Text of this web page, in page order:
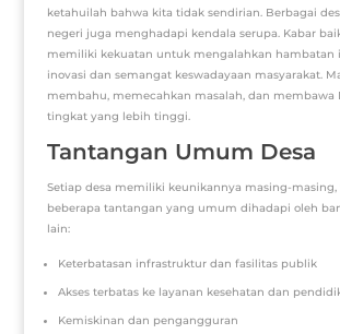
ketahuilah bahwa kita tidak sendirian. Berbagai
negeri juga menghadapi kendala serupa. Kabar
memiliki kekuatan untuk mengalahkan hambatan
inovasi dan semangat keswadayaan masyarakat.
membahu, memecahkan masalah, dan membawa
tingkat yang lebih tinggi.
Tantangan Umum Desa
Setiap desa memiliki keunikannya masing-masing,
beberapa tantangan yang umum dihadapi oleh
lain:
Keterbatasan infrastruktur dan fasilitas publik
Akses terbatas ke layanan kesehatan dan
Kemiskinan dan pengangguran